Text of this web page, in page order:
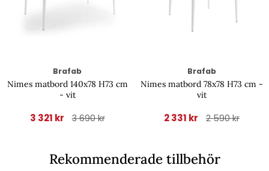
Brafab
Nimes matbord 140x78 H73 cm
- vit
3 321 kr 3 690 kr
Brafab
Nimes matbord 78x78 H73 cm -
vit
2 331 kr 2 590 kr
Rekommenderade tillbehör